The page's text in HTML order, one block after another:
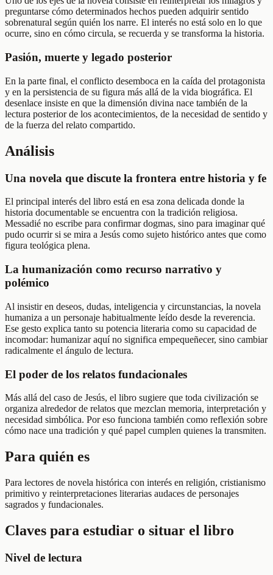
preguntarse cómo determinados hechos pueden adquirir sentido
sobrenatural según quién los narre. El interés no está solo en lo que
ocurre, sino en cómo circula, se recuerda y se transforma la historia.
Pasión, muerte y legado posterior
En la parte final, el conflicto desemboca en la caída del protagonista
y en la persistencia de su figura más allá de la vida biográfica. El
desenlace insiste en que la dimensión divina nace también de la
lectura posterior de los acontecimientos, de la necesidad de sentido y
de la fuerza del relato compartido.
Análisis
Una novela que discute la frontera entre historia y fe
El principal interés del libro está en esa zona delicada donde la
historia documentable se encuentra con la tradición religiosa.
Messadié no escribe para confirmar dogmas, sino para imaginar qué
pudo ocurrir si se mira a Jesús como sujeto histórico antes que como
figura teológica plena.
La humanización como recurso narrativo y
polémico
Al insistir en deseos, dudas, inteligencia y circunstancias, la novela
humaniza a un personaje habitualmente leído desde la reverencia.
Ese gesto explica tanto su potencia literaria como su capacidad de
incomodar: humanizar aquí no significa empequeñecer, sino cambiar
radicalmente el ángulo de lectura.
El poder de los relatos fundacionales
Más allá del caso de Jesús, el libro sugiere que toda civilización se
organiza alrededor de relatos que mezclan memoria, interpretación y
necesidad simbólica. Por eso funciona también como reflexión sobre
cómo nace una tradición y qué papel cumplen quienes la transmiten.
Para quién es
Para lectores de novela histórica con interés en religión, cristianismo
primitivo y reinterpretaciones literarias audaces de personajes
sagrados y fundacionales.
Claves para estudiar o situar el libro
Nivel de lectura